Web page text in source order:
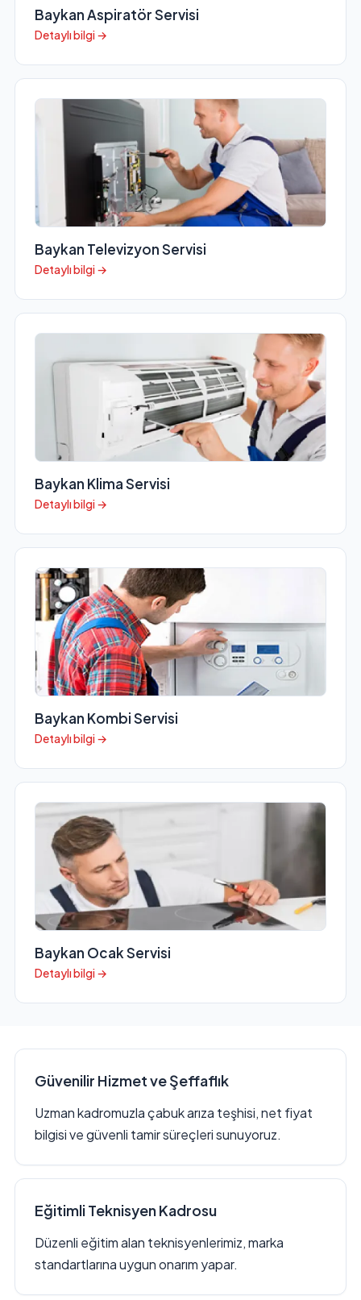
Baykan Aspiratör Servisi
Detaylı bilgi →
Baykan Televizyon Servisi
Detaylı bilgi →
Baykan Klima Servisi
Detaylı bilgi →
Baykan Kombi Servisi
Detaylı bilgi →
Baykan Ocak Servisi
Detaylı bilgi →
Güvenilir Hizmet ve Şeffaflık
Uzman kadromuzla çabuk arıza teşhisi, net fiyat
bilgisi ve güvenli tamir süreçleri sunuyoruz.
Eğitimli Teknisyen Kadrosu
Düzenli eğitim alan teknisyenlerimiz, marka
standartlarına uygun onarım yapar.